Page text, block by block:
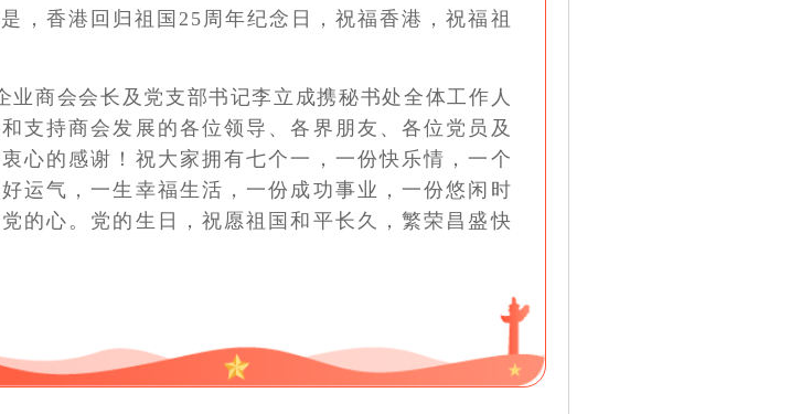
，香港回归祖国25周年纪念日，祝福香港，祝福祖
商会会长及党支部书记李立成携秘书处全体工作人
支持商会发展的各位领导、各界朋友、各位党员及
心的感谢！祝大家拥有七个一，一份快乐情，一个
运气，一生幸福生活，一份成功事业，一份悠闲时
的心。党的生日，祝愿祖国和平长久，繁荣昌盛快